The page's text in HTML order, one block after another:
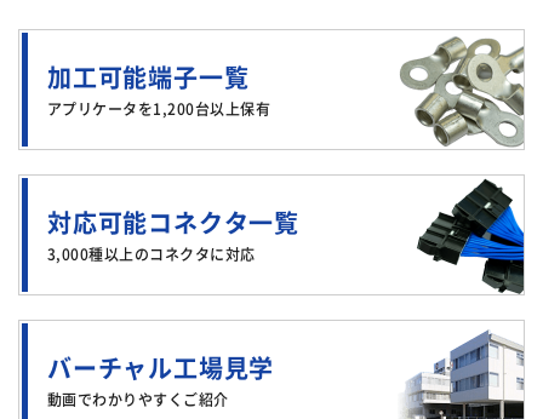
加工可能端子一覧
アプリケータを1,200台以上保有
対応可能コネクタ一覧
3,000種以上のコネクタに対応
バーチャル工場見学
動画でわかりやすくご紹介